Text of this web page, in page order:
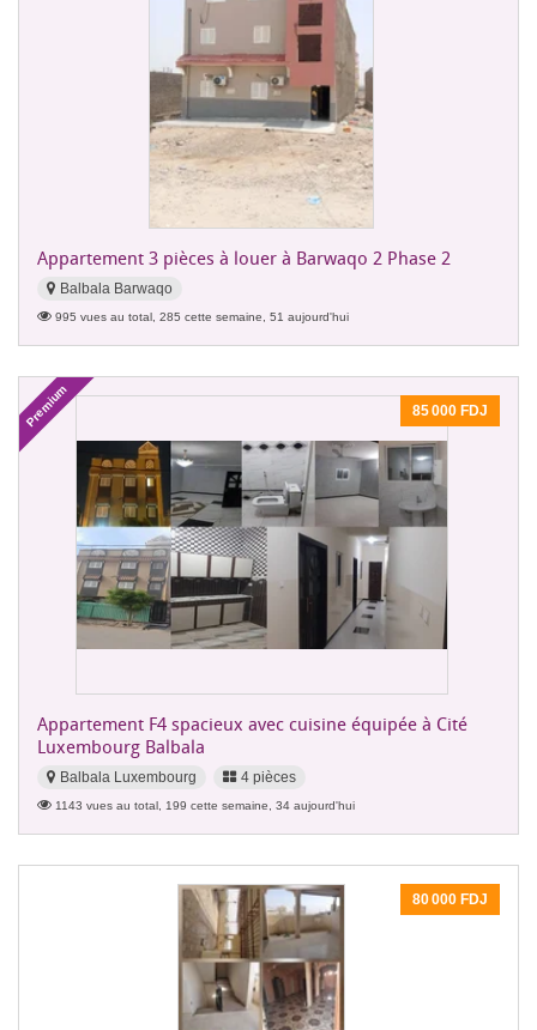
Appartement 3 pièces à louer à Barwaqo 2 Phase 2
Balbala Barwaqo
995 vues au total, 285 cette semaine, 51 aujourd'hui
Premium 85 000 FDJ
Appartement F4 spacieux avec cuisine équipée à Cité
Luxembourg Balbala
Balbala Luxembourg 4 pièces
1143 vues au total, 199 cette semaine, 34 aujourd'hui
80 000 FDJ